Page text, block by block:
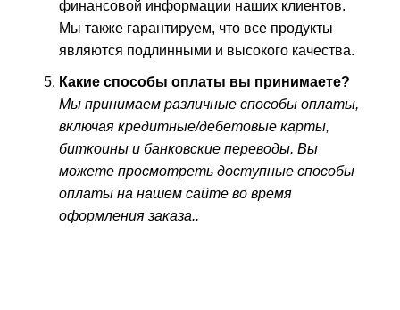
финансовой информации наших клиентов.
Мы также гарантируем, что все продукты
являются подлинными и высокого качества.
Какие способы оплаты вы принимаете?
Мы принимаем различные способы оплаты,
включая кредитные/дебетовые карты,
биткоины и банковские переводы. Вы
можете просмотреть доступные способы
оплаты на нашем сайте во время
оформления заказа..